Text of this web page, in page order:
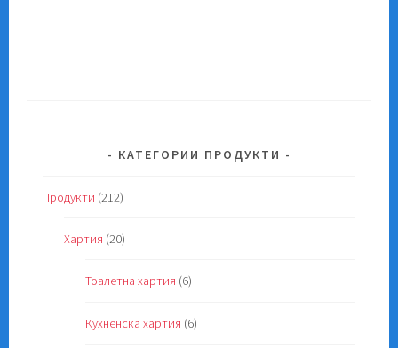
КАТЕГОРИИ ПРОДУКТИ
Продукти (212)
Хартия (20)
Тоалетна хартия (6)
Кухненска хартия (6)